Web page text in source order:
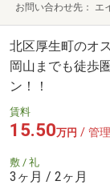
お問い合わせ先 エ
北区厚生町のオ
岡山までも徒歩
ン！！
賃料
15.50万円 / 管
敷 / 礼
3ヶ月 / 2ヶ月